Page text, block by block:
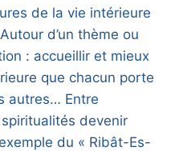
de la vie intérieure
d’un thème ou
: accueillir et mieux
que chacun porte
autres… Entre
devenir
du « Ribât-Es-